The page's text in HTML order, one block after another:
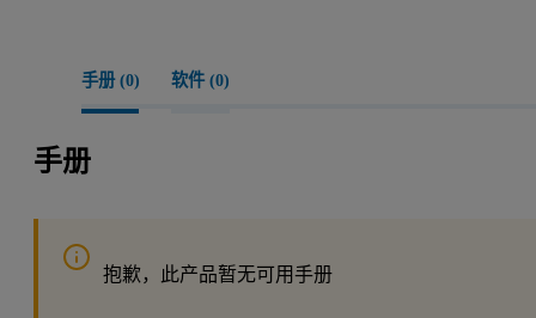
这在实际操作中意味着什么？取决于您是进行碳分析还是
一般合金测试。每罐氩气可进行约 100 次碳分析测试或
600 次一般合金测试；若一次购买 10 罐氩气，总价 65 美
元（每罐 6.50 美元），即每次测试分别仅需 6 美分或 1
不需要经常进行碳分析？可添加 SciAps“双重烧蚀”功能，
实现空气中非碳测试。
手册 (0) 软件 (0)
手册
抱歉，此产品暂无可用手册